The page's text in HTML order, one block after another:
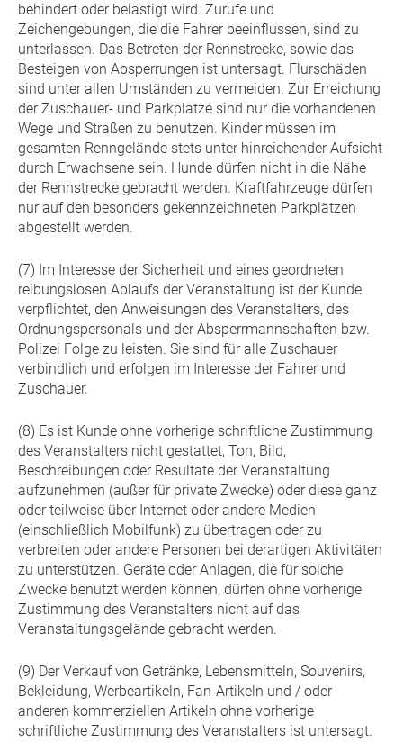
behindert oder belästigt wird. Zurufe und
Zeichengebungen, die die Fahrer beeinflussen, sind zu
unterlassen. Das Betreten der Rennstrecke, sowie das
Besteigen von Absperrungen ist untersagt. Flurschäden
sind unter allen Umständen zu vermeiden. Zur Erreichung
der Zuschauer- und Parkplätze sind nur die vorhandenen
Wege und Straßen zu benutzen. Kinder müssen im
gesamten Renngelände stets unter hinreichender Aufsicht
durch Erwachsene sein. Hunde dürfen nicht in die Nähe
der Rennstrecke gebracht werden. Kraftfahrzeuge dürfen
nur auf den besonders gekennzeichneten Parkplätzen
abgestellt werden.
(7) Im Interesse der Sicherheit und eines geordneten
reibungslosen Ablaufs der Veranstaltung ist der Kunde
verpflichtet, den Anweisungen des Veranstalters, des
Ordnungspersonals und der Absperrmannschaften bzw.
Polizei Folge zu leisten. Sie sind für alle Zuschauer
verbindlich und erfolgen im Interesse der Fahrer und
Zuschauer.
(8) Es ist Kunde ohne vorherige schriftliche Zustimmung
des Veranstalters nicht gestattet, Ton, Bild,
Beschreibungen oder Resultate der Veranstaltung
aufzunehmen (außer für private Zwecke) oder diese ganz
oder teilweise über Internet oder andere Medien
(einschließlich Mobilfunk) zu übertragen oder zu
verbreiten oder andere Personen bei derartigen Aktivitäten
zu unterstützen. Geräte oder Anlagen, die für solche
Zwecke benutzt werden können, dürfen ohne vorherige
Zustimmung des Veranstalters nicht auf das
Veranstaltungsgelände gebracht werden.
(9) Der Verkauf von Getränke, Lebensmitteln, Souvenirs,
Bekleidung, Werbeartikeln, Fan-Artikeln und / oder
anderen kommerziellen Artikeln ohne vorherige
schriftliche Zustimmung des Veranstalters ist untersagt.